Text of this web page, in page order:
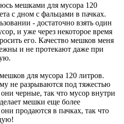
мешками для мусора 120
с дном с фальцами в пачках.
- достаточно взять один
и уже через некоторое время
его. Качество мешков меня
и не протекают даже при
для мусора 120 литров.
не разрываются под тяжестью
черные, так что мусор внутри
мешки еще более
продаются в пачках, так что